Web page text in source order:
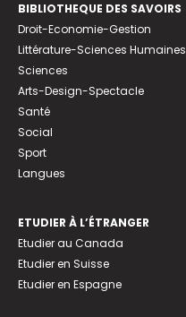
BIBLIOTHEQUE DES SAVOIRS
Droit-Economie-Gestion
Littérature-Sciences Humaines
Sciences
Arts-Design-Spectacle
Santé
Social
Sport
Langues
ETUDIER À L’ÉTRANGER
Etudier au Canada
Etudier en Suisse
Etudier en Espagne